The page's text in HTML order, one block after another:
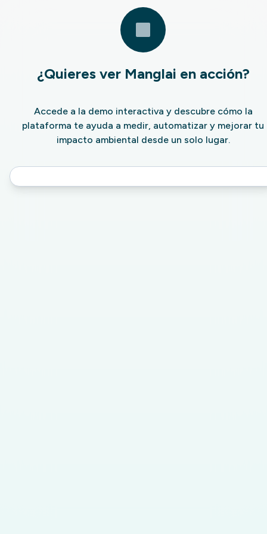
¿Quieres ver Manglai en acción?
Accede a la demo interactiva y descubre cómo la
plataforma te ayuda a medir, automatizar y mejorar tu
impacto ambiental desde un solo lugar.